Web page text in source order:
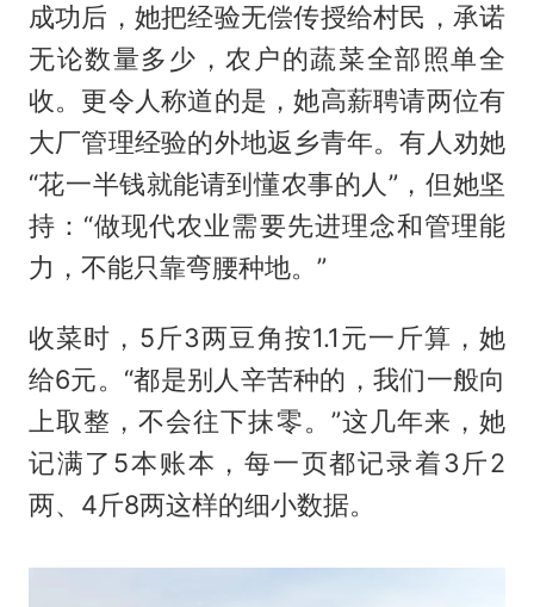
成功后，她把经验无偿传授给村民，承诺
无论数量多少，农户的蔬菜全部照单全
收。更令人称道的是，她高薪聘请两位有
大厂管理经验的外地返乡青年。有人劝她
“花一半钱就能请到懂农事的人”，但她坚
持：“做现代农业需要先进理念和管理能
力，不能只靠弯腰种地。”
收菜时，5斤3两豆角按1.1元一斤算，她
给6元。“都是别人辛苦种的，我们一般向
上取整，不会往下抹零。”这几年来，她
记满了5本账本，每一页都记录着3斤2
两、4斤8两这样的细小数据。